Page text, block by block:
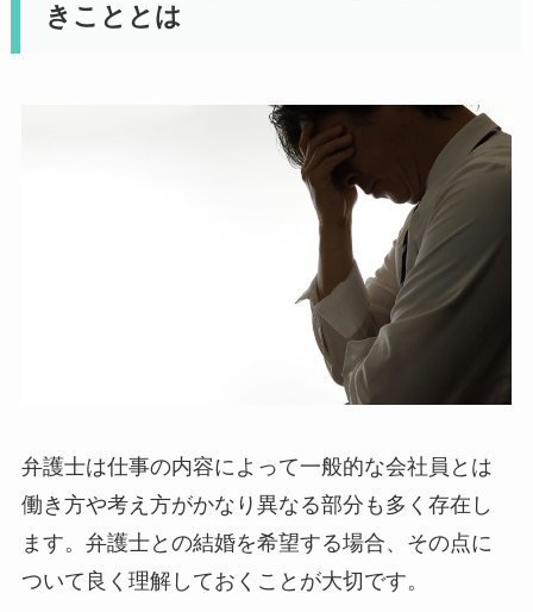
きこととは
弁護士は仕事の内容によって一般的な会社員とは
働き方や考え方がかなり異なる部分も多く存在し
ます。弁護士との結婚を希望する場合、その点に
ついて良く理解しておくことが大切です。